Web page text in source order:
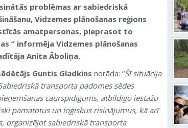
problēmas ar sabiedriskā
Vidzemes plānošanas reģions
amatpersonas, pieprasot to
” informēja Vidzemes plānošanas
Anita Āboliņa.
Guntis Gladkins norāda: “Šī situācija
transporta padomes sēdes
caurspīdīgums, atbildīgo iestāžu
pamatotus un loģiskus risinājumus, kā arī
organizējot sabiedriskā transporta